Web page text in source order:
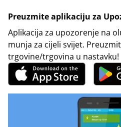
Preuzmite aplikaciju za
Aplikacija za upozorenje na
munja za cijeli svijet.
trgovine/trgovina u nastavku!